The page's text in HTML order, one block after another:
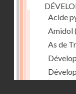
Acide
Amidol
As de